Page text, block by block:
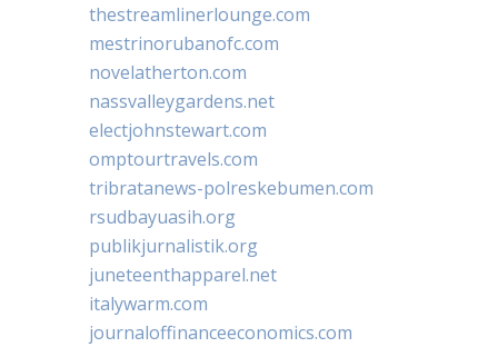
thestreamlinerlounge.com
mestrinorubanofc.com
novelatherton.com
nassvalleygardens.net
electjohnstewart.com
omptourtravels.com
tribratanews-polreskebumen.com
rsudbayuasih.org
publikjurnalistik.org
juneteenthapparel.net
italywarm.com
journaloffinanceeconomics.com